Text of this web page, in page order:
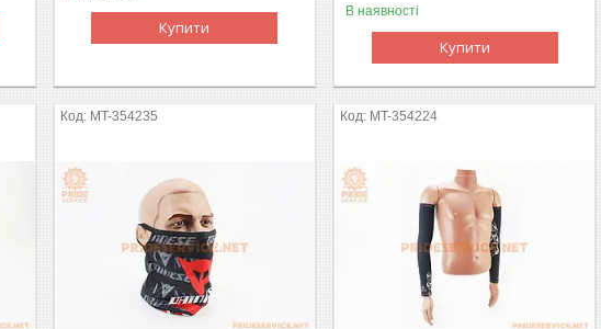
Купити
В наявності
Купити
MT-354235 MT-354224